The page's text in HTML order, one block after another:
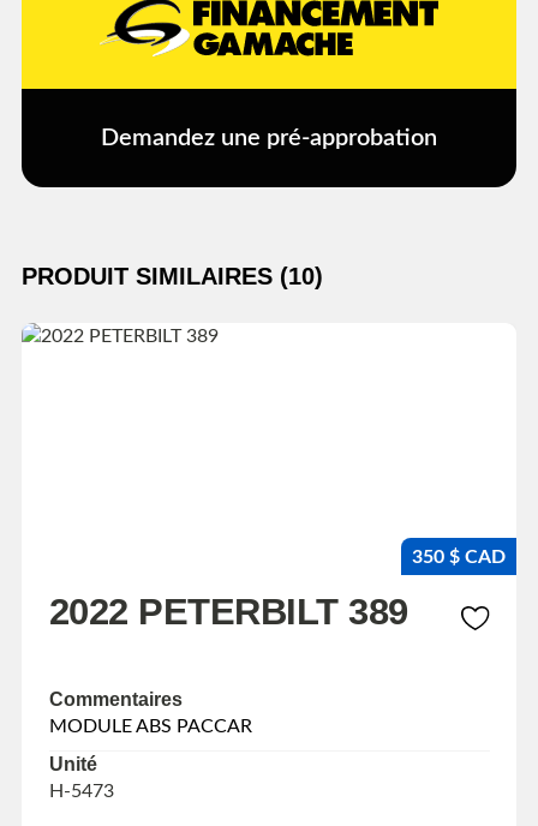
Demandez une pré-approbation
PRODUIT SIMILAIRES (10)
350 $ CAD
2022 PETERBILT 389
Commentaires
MODULE ABS PACCAR
Unité
H-5473